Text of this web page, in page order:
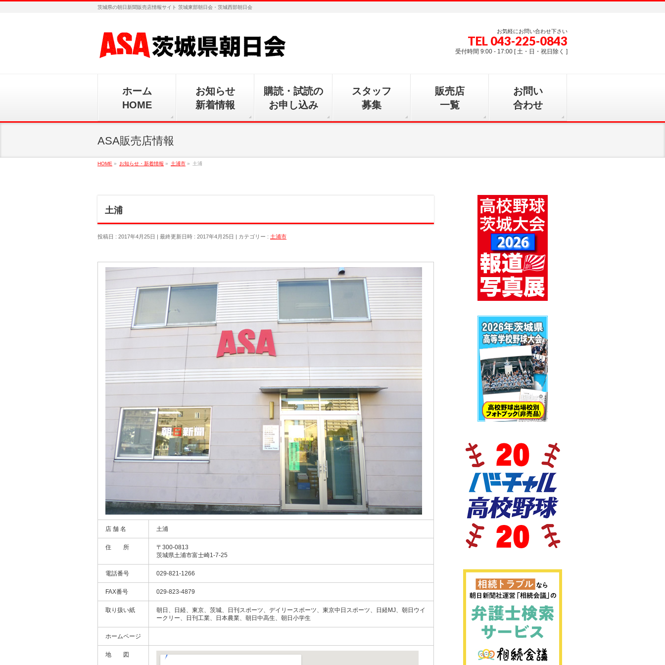
茨城県の朝日新聞販売店情報サイト 茨城東部朝日会・茨城西部朝日会
お気軽にお問い合わせ下さい
TEL 043-225-0843
受付時間 9:00 - 17:00 [ 土・日・祝日除く ]
ホーム
HOME
お知らせ
新着情報
購読・試読の
お申し込み
スタッフ
募集
販売店
一覧
お問い
合わせ
ASA販売店情報
HOME » お知らせ・新着情報 » 土浦市 » 土浦
土浦
投稿日 : 2017年4月25日 最終更新日時 : 2017年4月25日 カテゴリー : 土浦市
店 舗 名 土浦
住 所
〒300-0813
茨城県土浦市富士崎1-7-25
電話番号 029-821-1266
FAX番号 029-823-4879
取り扱い紙
朝日、日経、東京、茨城、日刊スポーツ、デイリースポーツ、東京中日スポーツ、日経MJ、朝日ウイ
ークリー、日刊工業、日本農業、朝日中高生、朝日小学生
ホームページ
地 図